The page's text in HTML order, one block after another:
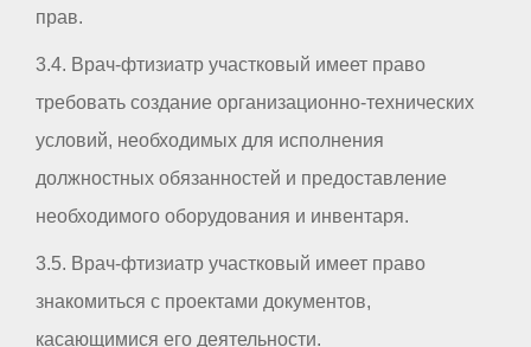
прав.
3.4. Врач-фтизиатр участковый имеет право
требовать создание организационно-технических
условий, необходимых для исполнения
должностных обязанностей и предоставление
необходимого оборудования и инвентаря.
3.5. Врач-фтизиатр участковый имеет право
знакомиться с проектами документов,
касающимися его деятельности.